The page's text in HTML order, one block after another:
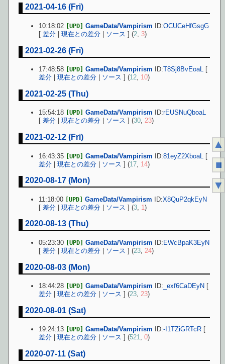
2021-04-16 (Fri)
10:18:02 [UPD] GameData/Vampirism ID:OCUCeHfGsgG
[差分 |現在との差分 ソース ] (2,3)
2021-02-26 (Fri)
17:48:58 [UPD] GameData/Vampirism ID:T8Sj8BvEoaL [
差分 |現在との差分 ソース ] (12, 10)
2021-02-25 (Thu)
15:54:18 [UPD] GameData/Vampirism ID:rEUSNuQboaL
[差分 |現在との差分 ソース ] (30,23)
2021-02-12 (Fri)
16:43:35 [UPD] GameData/Vampirism ID:81eyZ2XboaL [
差分 |現在との差分 | ソース ] (17 14)
2020-08-17 (Mon)
11:18:00 [UPD] GameData/Vampirism ID:X8QuP2qkEyN
[ 差分 |現在との差分 ソース ] (3 1)
2020-08-13 (Thu)
05:23:30 [UPD] GameData/Vampirism ID: EWcBpaK3EyN
[ 差分 |現在との差分 ソース ] (23 24)
2020-08-03 (Mon)
18:44:28 [UPD] GameData/Vampirism ID: _exf6CaDEyN [
差分 |現在との差分 ソース ] (23,23)
2020-08-01 (Sat)
19:24:13 [UPD] GameData/Vampirism ID:-I1TZiGRTcR [
差分 |現在との差分 ソース ] (521,0)
2020-07-11 (Sat)
▲
■
▼